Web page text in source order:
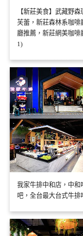
【新莊美食】武藏野
芙蕾，新莊森林系咖
廳推薦，新莊網美咖啡
1)
我家牛排中和店，中
吧，全台最大台式牛